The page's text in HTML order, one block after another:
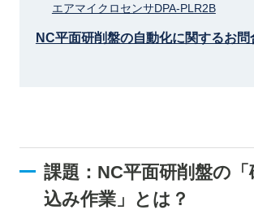
エアマイクロセンサDPA-PLR2B
NC平面研削盤の自動化に関するお問
課題：NC平面研削盤の
込み作業」とは？